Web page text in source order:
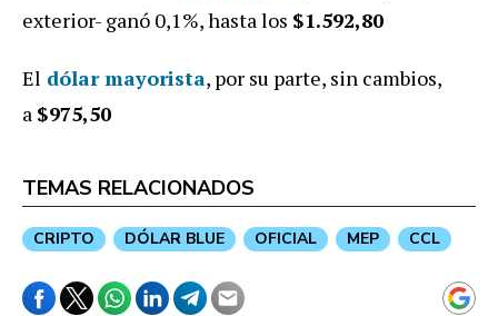
exterior- ganó 0,1%, hasta los $1.592,80
El dólar mayorista, por su parte, sin cambios,
a $975,50
TEMAS RELACIONADOS
CRIPTO DÓLAR BLUE OFICIAL MEP CCL